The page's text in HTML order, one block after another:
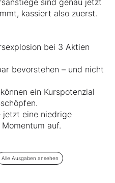
kassiert also zuerst.
bei 3 Aktien
bevorstehen – und nicht
ein Kurspotenzial
jetzt eine niedrige
auf.
Alle Ausgaben ansehen